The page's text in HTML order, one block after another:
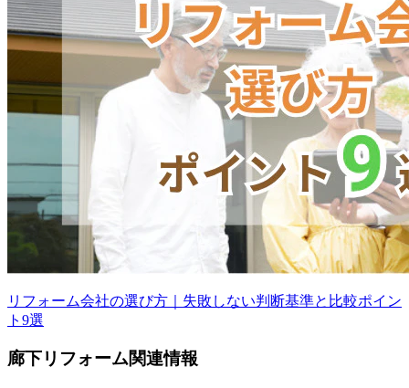
リフォーム会社の選び方｜失敗しない判断基準と比較ポイン
ト9選
廊下リフォーム関連情報